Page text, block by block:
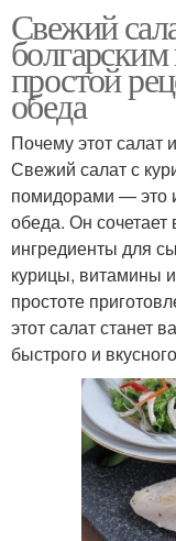
Свежий
простой
обеда
Почему этот салат
Свежий салат с
помидорами — это
обеда. Он
ингредиенты для
курицы, витамины
простоте
этот салат
быстрого и